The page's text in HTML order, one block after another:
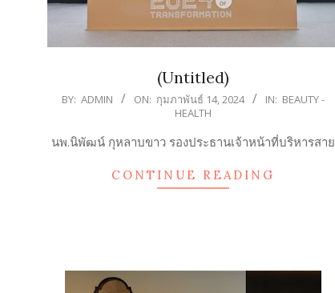
(Untitled)
2024-
BY: ADMIN ON: กุมภาพันธ์ 14, 2024 IN: BEAUTY -
HEALTH
นพ.นิพัฒน์ กุหลาบขาว รองประธานเจ้าหน้าที่บริหารสาย
CONTINUE READING